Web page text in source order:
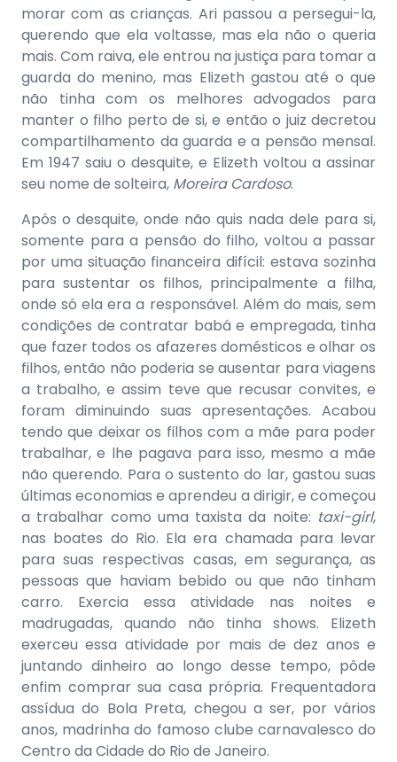
morar com as crianças. Ari passou a persegui-la,
querendo que ela voltasse, mas ela não o queria
mais. Com raiva, ele entrou na justiça para tomar a
guarda do menino, mas Elizeth gastou até o que
não tinha com os melhores advogados para
manter o filho perto de si, e então o juiz decretou
compartilhamento da guarda e a pensão mensal.
Em 1947 saiu o desquite, e Elizeth voltou a assinar
seu nome de solteira, Moreira Cardoso.
Após o desquite, onde não quis nada dele para si,
somente para a pensão do filho, voltou a passar
por uma situação financeira difícil: estava sozinha
para sustentar os filhos, principalmente a filha,
onde só ela era a responsável. Além do mais, sem
condições de contratar babá e empregada, tinha
que fazer todos os afazeres domésticos e olhar os
filhos, então não poderia se ausentar para viagens
a trabalho, e assim teve que recusar convites, e
foram diminuindo suas apresentações. Acabou
tendo que deixar os filhos com a mãe para poder
trabalhar, e lhe pagava para isso, mesmo a mãe
não querendo. Para o sustento do lar, gastou suas
últimas economias e aprendeu a dirigir, e começou
a trabalhar como uma taxista da noite: taxi-girl,
nas boates do Rio. Ela era chamada para levar
para suas respectivas casas, em segurança, as
pessoas que haviam bebido ou que não tinham
carro. Exercia essa atividade nas noites e
madrugadas, quando não tinha shows. Elizeth
exerceu essa atividade por mais de dez anos e
juntando dinheiro ao longo desse tempo, pôde
enfim comprar sua casa própria. Frequentadora
assídua do Bola Preta, chegou a ser, por vários
anos, madrinha do famoso clube carnavalesco do
Centro da Cidade do Rio de Janeiro.